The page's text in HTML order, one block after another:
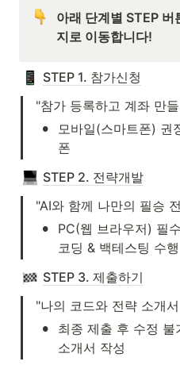
아래 단계별 STEP
지로 이동합니다!
STEP 1. 참가신청
"참가 등록하고 계좌 만
•
모바일(스마트폰) 권
폰
STEP 2. 전략개발
"AI와 함께 나만의 필승
•
PC(웹 브라우저) 필
코딩 & 백테스팅 수행
STEP 3. 제출하기
"나의 코드와 전략 소개
•
최종 제출 후 수정
소개서 작성